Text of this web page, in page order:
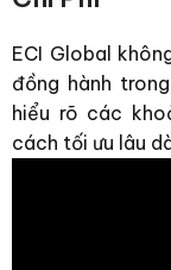
ECI Global
đồng hành
hiểu rõ các
cách tối ưu lâu